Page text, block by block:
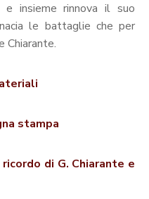
insieme rinnova il suo
le battaglie che per
Chiarante.
stampa
di G. Chiarante e